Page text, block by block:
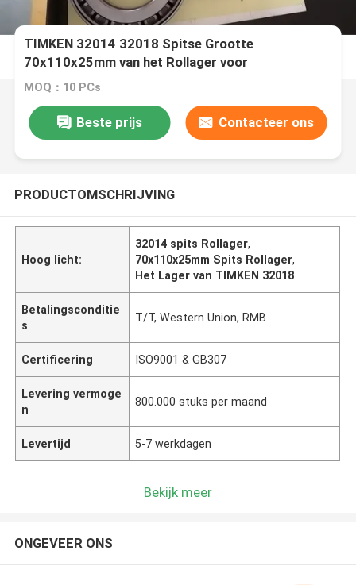
TIMKEN 32014 32018 Spitse Grootte
70x110x25mm van het Rollager voor
Werktuigmachines
MOQ：10 PCs
Beste prijs Contacteer ons
PRODUCTOMSCHRIJVING
Hoog licht:
32014 spits Rollager,
70x110x25mm Spits Rollager,
Het Lager van TIMKEN 32018
Betalingsconditie
s
T/T, Western Union, RMB
Certificering ISO9001 & GB307
Levering vermoge
n
800.000 stuks per maand
Levertijd 5-7 werkdagen
Bekijk meer
ONGEVEER ONS